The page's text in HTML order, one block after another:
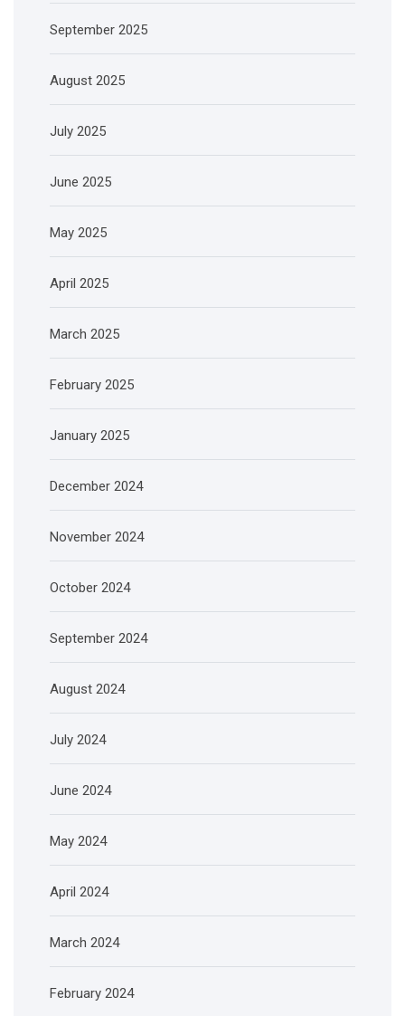
September 2025
August 2025
July 2025
June 2025
May 2025
April 2025
March 2025
February 2025
January 2025
December 2024
November 2024
October 2024
September 2024
August 2024
July 2024
June 2024
May 2024
April 2024
March 2024
February 2024